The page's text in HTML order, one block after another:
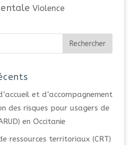
Violence
et d’accompagnement
des risques pour usagers de
en Occitanie
ressources territoriaux (CRT)